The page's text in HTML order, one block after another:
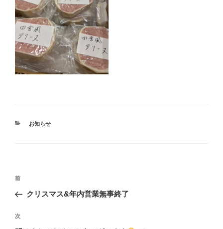
カ
お知らせ
投
ナ
ビ
前
の
稿
前
クリスマス&年内営業無事終了
次
次